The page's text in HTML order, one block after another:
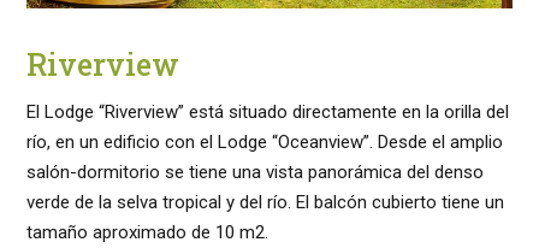
Riverview
El Lodge “Riverview” está situado directamente en la orilla del
río, en un edificio con el Lodge “Oceanview”. Desde el amplio
salón-dormitorio se tiene una vista panorámica del denso
verde de la selva tropical y del río. El balcón cubierto tiene un
tamaño aproximado de 10 m2.